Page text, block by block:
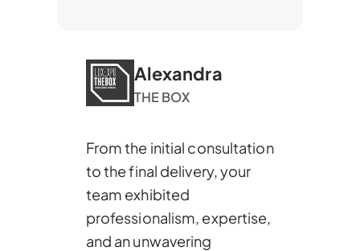
Alexandra
THE BOX
From the initial consultation
to the final delivery, your
team exhibited
professionalism, expertise,
and an unwavering